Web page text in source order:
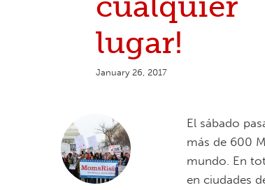
lugar!
January 26, 2017
El sábado
más de 600
mundo. En
en ciudades